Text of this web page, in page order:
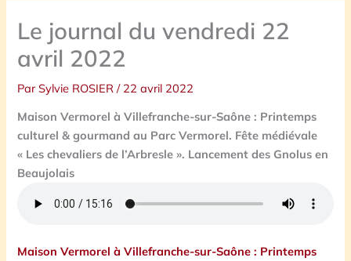
Le journal du vendredi 22
avril 2022
ParSylvie ROSIER/ 22 avril 2022
Maison Vermorel à Villefranche-sur-Saône : Printemps
culturel & gourmand au Parc Vermorel. Fête médiévale
« Les chevaliers de l’Arbresle ». Lancement des Gnolus en
Beaujolais
Maison Vermorel à Villefranche-sur-Saône : Printemps